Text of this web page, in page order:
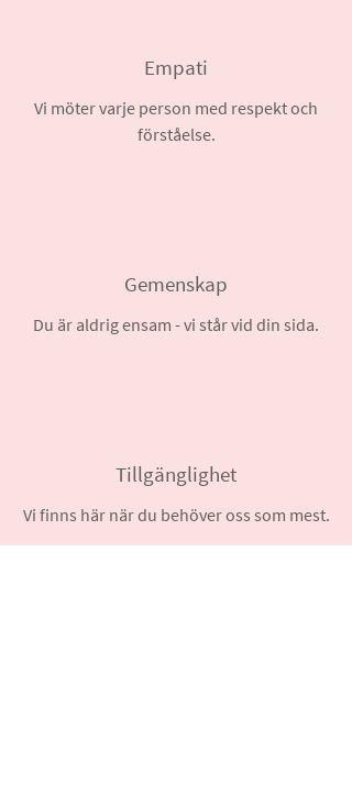
Empati
Vi möter varje person med respekt och
förståelse.
Gemenskap
Du är aldrig ensam - vi står vid din sida.
Tillgänglighet
Vi finns här när du behöver oss som mest.